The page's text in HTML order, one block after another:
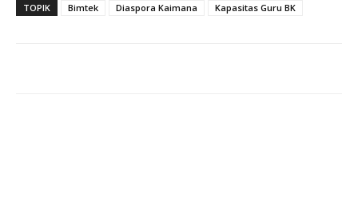
TOPIK Bimtek Diaspora Kaimana Kapasitas Guru BK